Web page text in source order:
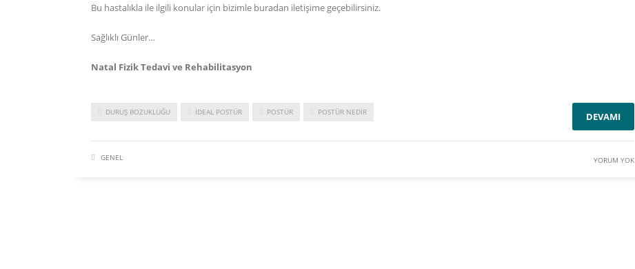
Bu hastalıkla ile ilgili konular için bizimle buradan iletişime geçebilirsiniz.
Sağlıklı Günler…
Natal Fizik Tedavi ve Rehabilitasyon
DURUŞ BOZUKLUĞU IDEAL POSTÜR POSTÜR POSTÜR NEDIR DEVAMI
GENEL YORUM YOK